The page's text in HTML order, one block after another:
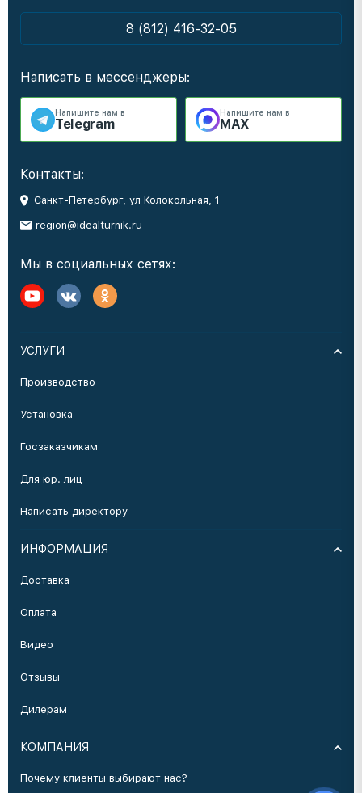
8 (812) 416-32-05
Написать в мессенджеры:
Напишите нам в
Telegram
Напишите нам в
MAX
Контакты:
Санкт-Петербург, ул Колокольная, 1
region@idealturnik.ru
Мы в социальных сетях:
УСЛУГИ
Производство
Установка
Госзаказчикам
Для юр. лиц
Написать директору
ИНФОРМАЦИЯ
Доставка
Оплата
Видео
Отзывы
Дилерам
КОМПАНИЯ
Почему клиенты выбирают нас?